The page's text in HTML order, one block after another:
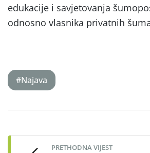
edukacije i savjetovanja
odnosno vlasnika privatnih
#Najava
navigation
PRETHODNA VIJEST